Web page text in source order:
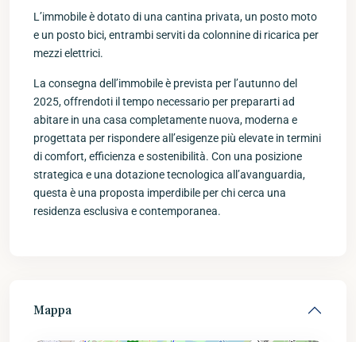
L’immobile è dotato di una cantina privata, un posto moto
e un posto bici, entrambi serviti da colonnine di ricarica per
mezzi elettrici.
La consegna dell’immobile è prevista per l’autunno del
2025, offrendoti il tempo necessario per prepararti ad
abitare in una casa completamente nuova, moderna e
progettata per rispondere all’esigenze più elevate in termini
di comfort, efficienza e sostenibilità. Con una posizione
strategica e una dotazione tecnologica all’avanguardia,
questa è una proposta imperdibile per chi cerca una
residenza esclusiva e contemporanea.
Mappa